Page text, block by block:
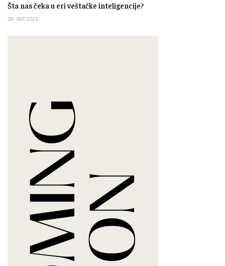
Šta nas čeka u eri veštačke inteligencije?
18. SEP 2025.